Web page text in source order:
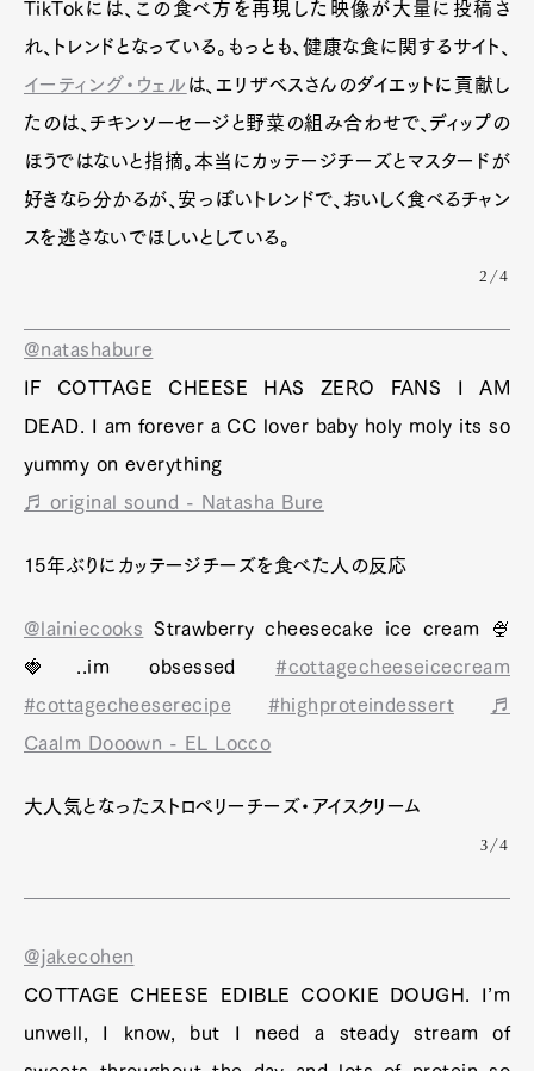
TikTokには、この食べ方を再現した映像が大量に投稿さ
れ、トレンドとなっている。もっとも、健康な食に関するサイト、
イーティング・ウェル は、エリザベスさんのダイエットに貢献し
たのは、チキンソーセージと野菜の組み合わせで、ディップの
ほうではないと指摘。本当にカッテージチーズとマスタードが
好きなら分かるが、安っぽいトレンドで、おいしく食べるチャン
スを逃さないでほしいとしている。
2/4
@natashabure
IF COTTAGE CHEESE HAS ZERO FANS I AM
DEAD. I am forever a CC lover baby holy moly its so
yummy on everything
♬ original sound - Natasha Bure
15年ぶりにカッテージチーズを食べた人の反応
@lainiecooks Strawberry cheesecake ice cream 🍨
🍓..im obsessed#cottagecheeseicecream
#cottagecheeserecipe
#highproteindessert
♬
Caalm Dooown - EL Locco
大人気となったストロベリーチーズ・アイスクリーム
3/4
@jakecohen
COTTAGE CHEESE EDIBLE COOKIE DOUGH. I’m
unwell, I know, but I need a steady stream of